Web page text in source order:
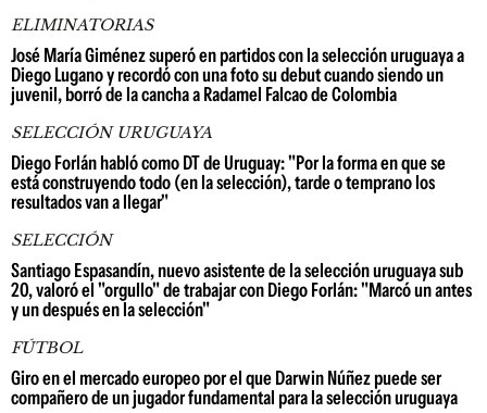
ELIMINATORIAS
José María Giménez superó en partidos con la selección uruguaya a
Diego Lugano y recordó con una foto su debut cuando siendo un
juvenil, borró de la cancha a Radamel Falcao de Colombia
SELECCIÓN URUGUAYA
Diego Forlán habló como DT de Uruguay: "Por la forma en que se
está construyendo todo (en la selección), tarde o temprano los
resultados van a llegar"
SELECCIÓN
Santiago Espasandín, nuevo asistente de la selección uruguaya sub
20, valoró el "orgullo" de trabajar con Diego Forlán: "Marcó un antes
y un después en la selección"
FÚTBOL
Giro en el mercado europeo por el que Darwin Núñez puede ser
compañero de un jugador fundamental para la selección uruguaya